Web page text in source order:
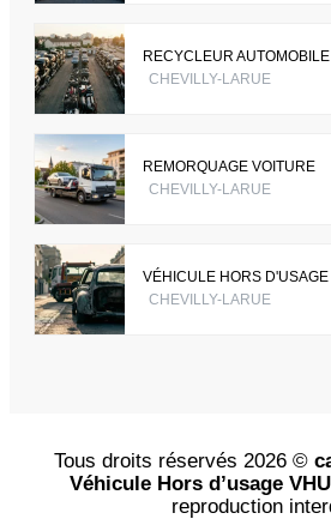
RECYCLEUR AUTOMOBILE
CHEVILLY-LARUE
REMORQUAGE VOITURE
CHEVILLY-LARUE
VÉHICULE HORS D'USAGE
CHEVILLY-LARUE
Tous droits réservés 2026 ©
Véhicule Hors d’usage
reproduction